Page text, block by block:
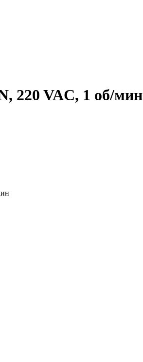
220 VAC, 1 об/мин